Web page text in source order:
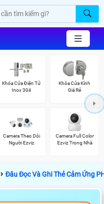
Khóa Cửa Điện Tử
Inox 304
Khóa Cửa Kính
Giá Rẻ
Camera Theo Dỏi
Người Ezviz
Camera Full Color
Ezviz Trong Nhà
› Đâu Đọc Và Ghi Thẻ Cảm Ứng